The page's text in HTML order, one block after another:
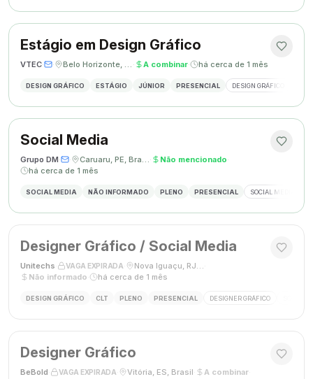
Estágio em Design Gráfico
VTEC· · Belo Horizonte, MG · A combinar· há cerca de 1 mês
DESIGN GRÁFICO ESTÁGIO JÚNIOR PRESENCIAL DESIGN GRÁFICO
Social Media
Grupo DM· · Caruaru, PE, Brasil· Não mencionado·
há cerca de 1 mês
SOCIAL MEDIA NÃO INFORMADO PLENO PRESENCIAL SOCIAL MEDIA
Designer Gráfico / Social Media
Unitechs VAGA EXPIRADA Nova Iguaçu, RJ, Brasil
Não informado
há cerca de 1 mês
DESIGN GRÁFICO CLT PLENO PRESENCIAL DESIGNER GRÁFICO
Designer Gráfico
BeBold VAGA EXPIRADA Vitória, ES, Brasil A combinar·